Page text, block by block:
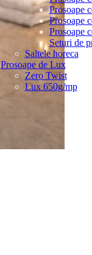
Prosoape
Prosoape
Prosoape
Seturi de
Saltele horeca
Prosoape de Lux
Zero Twist
Lux 650g/mp